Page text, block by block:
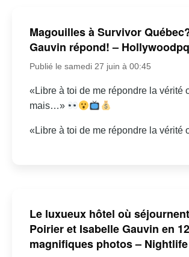
Magouilles à Survivor
Gauvin répond! –
Publié le samedi 27 juin à 00:45
«Libre à toi de me répondre la vérité
mais…»
«Libre à toi de me répondre la vérité
Le luxueux hôtel où
Poirier et Isabelle Gauvin en 12
magnifiques photos – Nightlife